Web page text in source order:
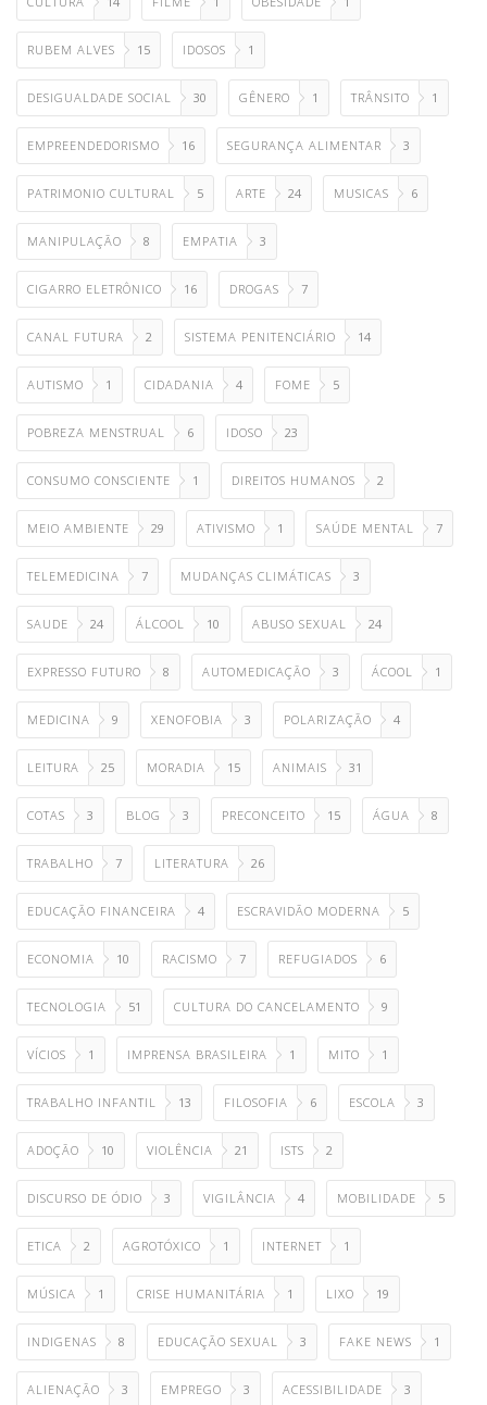
RUBEM ALVES 15 IDOSOS 1
DESIGUALDADE SOCIAL 30 GÊNERO 1 TRÂNSITO 1
EMPREENDEDORISMO 16 SEGURANÇA ALIMENTAR 3
PATRIMONIO CULTURAL 5 ARTE 24 MUSICAS 6
MANIPULAÇÃO 8 EMPATIA 3
CIGARRO ELETRÔNICO 16 DROGAS 7
CANAL FUTURA 2 SISTEMA PENITENCIÁRIO 14
AUTISMO 1 CIDADANIA 4 FOME 5
POBREZA MENSTRUAL 6 IDOSO 23
CONSUMO CONSCIENTE 1 DIREITOS HUMANOS 2
MEIO AMBIENTE 29 ATIVISMO 1 SAÚDE MENTAL 7
TELEMEDICINA 7 MUDANÇAS CLIMÁTICAS 3
SAUDE 24 ÁLCOOL 10 ABUSO SEXUAL 24
EXPRESSO FUTURO 8 AUTOMEDICAÇÃO 3 ÁCOOL 1
MEDICINA 9 XENOFOBIA 3 POLARIZAÇÃO 4
LEITURA 25 MORADIA 15 ANIMAIS 31
COTAS 3 BLOG 3 PRECONCEITO 15 ÁGUA 8
TRABALHO 7 LITERATURA 26
EDUCAÇÃO FINANCEIRA 4 ESCRAVIDÃO MODERNA 5
ECONOMIA 10 RACISMO 7 REFUGIADOS 6
TECNOLOGIA 51 CULTURA DO CANCELAMENTO 9
VÍCIOS 1 IMPRENSA BRASILEIRA 1 MITO 1
TRABALHO INFANTIL 13 FILOSOFIA 6 ESCOLA 3
ADOÇÃO 10 VIOLÊNCIA 21 ISTS 2
DISCURSO DE ÓDIO 3 VIGILÂNCIA 4 MOBILIDADE 5
ETICA 2 AGROTÓXICO 1 INTERNET 1
MÚSICA 1 CRISE HUMANITÁRIA 1 LIXO 19
INDIGENAS 8 EDUCAÇÃO SEXUAL 3 FAKE NEWS 1
ALIENAÇÃO 3 EMPREGO 3 ACESSIBILIDADE 3